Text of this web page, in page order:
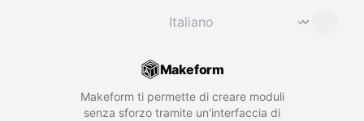
⌄
Makeform
Makeform ti permette di creare moduli
senza sforzo tramite un'interfaccia di